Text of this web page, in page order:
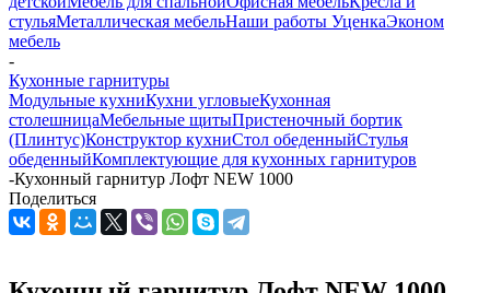
стульяМеталлическая мебельНаши работы УценкаЭконом
мебель
-
Кухонные гарнитуры
Модульные кухниКухни угловыеКухонная
столешницаМебельные щитыПристеночный бортик
(Плинтус)Конструктор кухниСтол обеденныйСтулья
обеденныйКомплектующие для кухонных гарнитуров
-Кухонный гарнитур Лофт NEW 1000
Поделиться